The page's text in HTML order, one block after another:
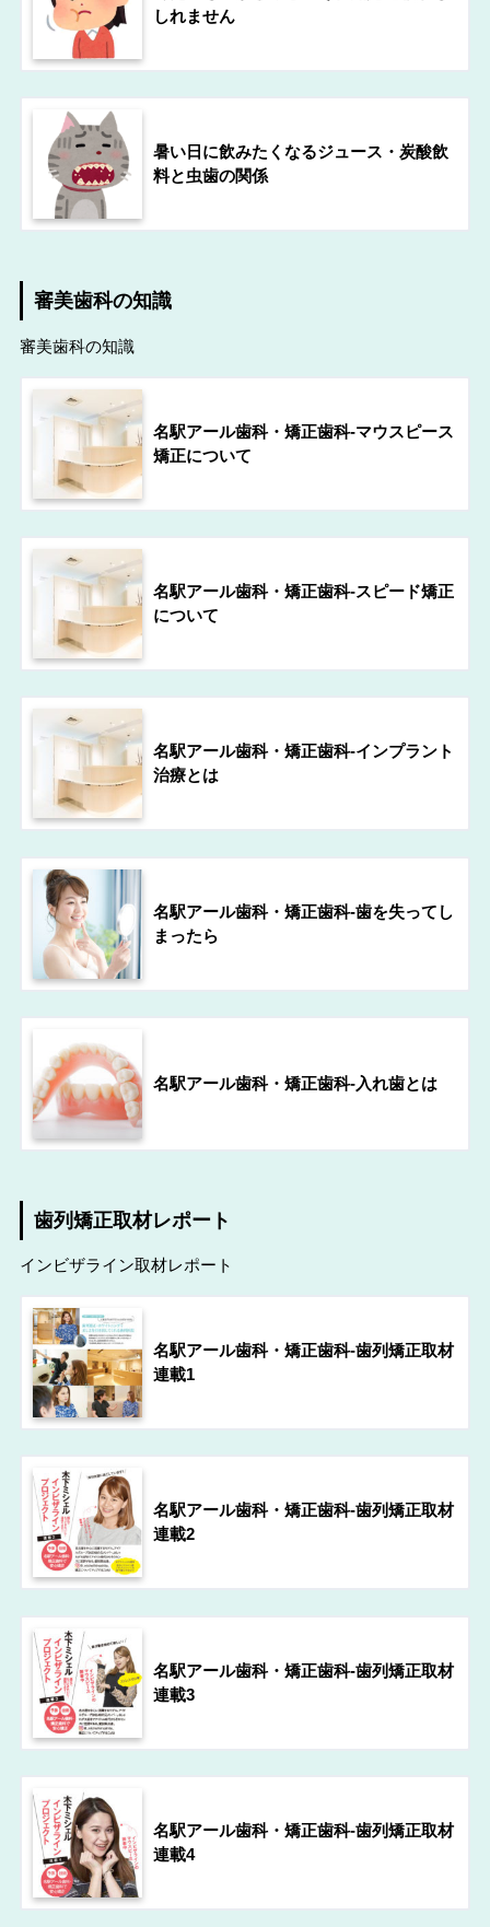
しれません
暑い日に飲みたくなるジュース・炭酸飲
料と虫歯の関係
審美歯科の知識
審美歯科の知識
名駅アール歯科・矯正歯科-マウスピース
矯正について
名駅アール歯科・矯正歯科-スピード矯正
について
名駅アール歯科・矯正歯科-インプラント
治療とは
名駅アール歯科・矯正歯科-歯を失ってし
まったら
名駅アール歯科・矯正歯科-入れ歯とは
歯列矯正取材レポート
インビザライン取材レポート
名駅アール歯科・矯正歯科-歯列矯正取材
連載1
名駅アール歯科・矯正歯科-歯列矯正取材
連載2
名駅アール歯科・矯正歯科-歯列矯正取材
連載3
名駅アール歯科・矯正歯科-歯列矯正取材
連載4